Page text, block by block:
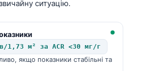
ситуацію.
1,73 м² за ACR <30 мг/г
якщо показники стабільні та